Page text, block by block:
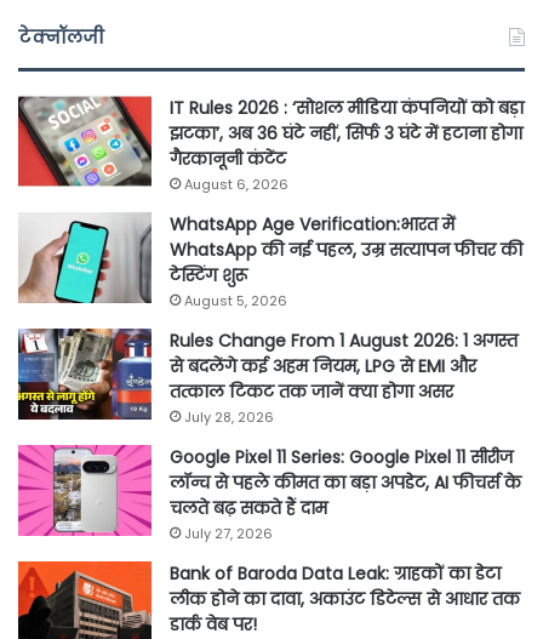
टेक्नॉलजी
IT Rules 2026 : ‘सोशल मीडिया कंपनियों को बड़ा
झटका’, अब 36 घंटे नहीं, सिर्फ 3 घंटे में हटाना होगा
गैरकानूनी कंटेंट
August 6, 2026
WhatsApp Age Verification:भारत में
WhatsApp की नई पहल, उम्र सत्यापन फीचर की
टेस्टिंग शुरू
August 5, 2026
Rules Change From 1 August 2026: 1 अगस्त
से बदलेंगे कई अहम नियम, LPG से EMI और
तत्काल टिकट तक जानें क्या होगा असर
July 28, 2026
Google Pixel 11 Series: Google Pixel 11 सीरीज
लॉन्च से पहले कीमत का बड़ा अपडेट, AI फीचर्स के
चलते बढ़ सकते हैं दाम
July 27, 2026
Bank of Baroda Data Leak: ग्राहकों का डेटा
लीक होने का दावा, अकाउंट डिटेल्स से आधार तक
डार्क वेब पर!